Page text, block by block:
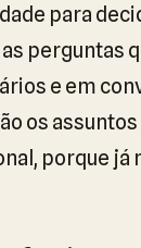
para
perguntas
e em
os
porque já